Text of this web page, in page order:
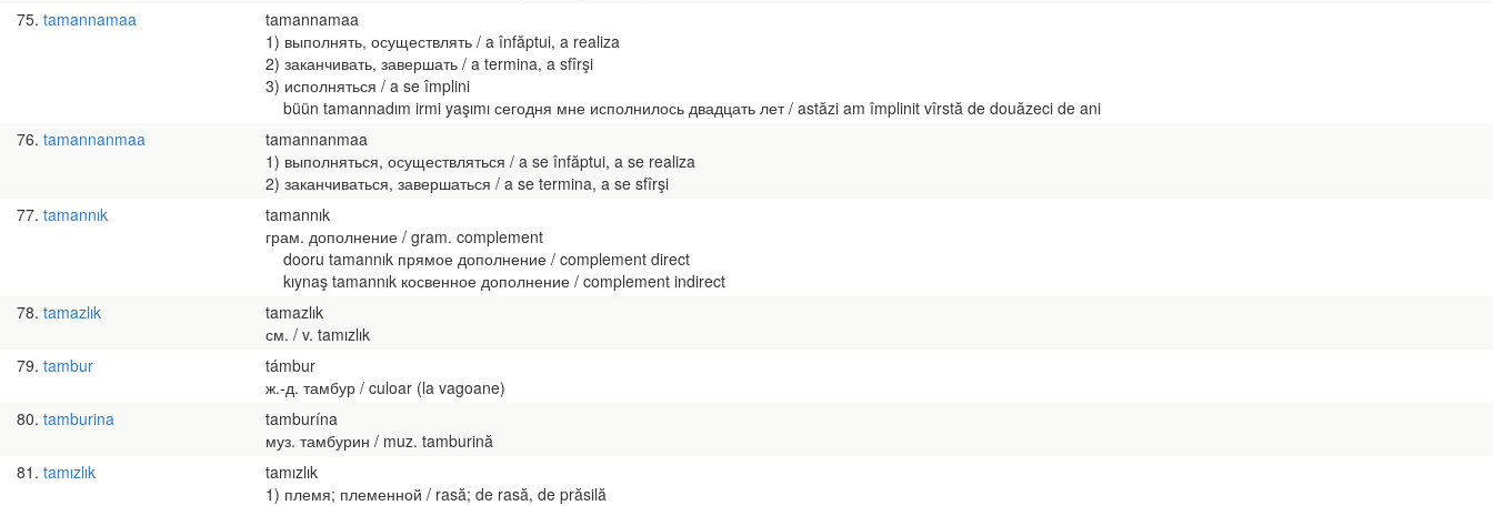
75 tamannamaa
tamannamaa
1) выполнять, осуществлять / a înfăptui, a realiza
2) заканчивать, завершать / a termina, a sfîrşi
3) исполняться / a se împlini
büün tamannadım irmi yaşımı сегодня мне исполнилось двадцать лет / astăzi am împlinit vîrstă de douăzeci de ani
76 tamannanmaa
tamannanmaa
1) выполняться, осуществляться / a se înfăptui, a se realiza
2) заканчиваться, завершаться / a se termina, a se sfîrşi
77 tamannık
tamannık
грам. дополнение / gram. complement
dooru tamannık прямое дополнение / complement direct
kıynaş tamannık косвенное дополнение / complement indirect
78 tamazlık
tamazlık
см. / v. tamızlık
79 tambur
támbur
ж.-д. тамбур / culoar (la vagoane)
80 tamburina
tamburína
муз. тамбурин / muz. tamburină
81 tamızlık
tamızlık
1) племя; племенной / rasă; de rasă, de prăsilă